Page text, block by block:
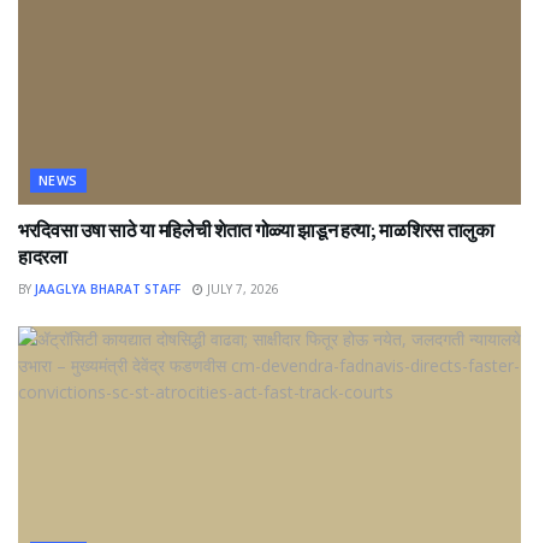
NEWS
भरदिवसा उषा साठे या महिलेची शेतात गोळ्या झाडून हत्या; माळशिरस तालुका
हादरला
BY JAAGLYA BHARAT STAFF JULY 7, 2026